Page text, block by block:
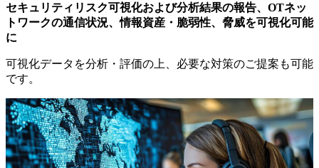
セキュリティリスク可視化および分析結果の報告、OTネッ
トワークの通信状況、情報資産・脆弱性、脅威を可視化可能
に
可視化データを分析・評価の上、必要な対策のご提案も可能
です。